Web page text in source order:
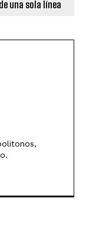
una sola línea